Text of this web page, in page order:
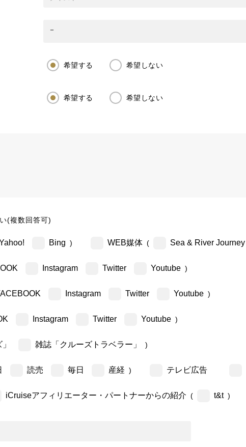
希望する 希望しない
希望する 希望しない
(複数回答可)
Bing ) WEB媒体 ( Sea & River Journey
Instagram Twitter Youtube )
Instagram Twitter Youtube )
Instagram Twitter Youtube )
雑誌「クルーズトラベラー」 )
読売 毎日 産経 ) テレビ広告
iCruiseアフィリエーター・パートナーからの紹介 ( t&t )